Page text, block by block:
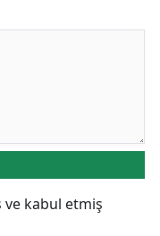
ve kabul etmiş